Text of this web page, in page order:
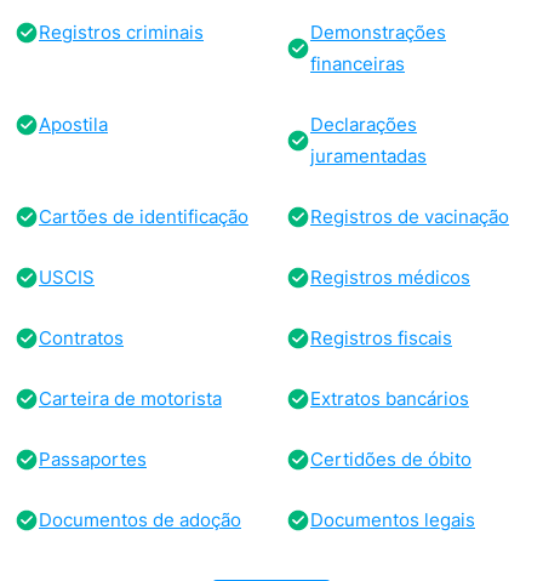
Registros criminais
Demonstrações
financeiras
Apostila
Declarações
juramentadas
Cartões de identificação Registros de vacinação
USCIS Registros médicos
Contratos Registros fiscais
Carteira de motorista Extratos bancários
Passaportes Certidões de óbito
Documentos de adoção Documentos legais